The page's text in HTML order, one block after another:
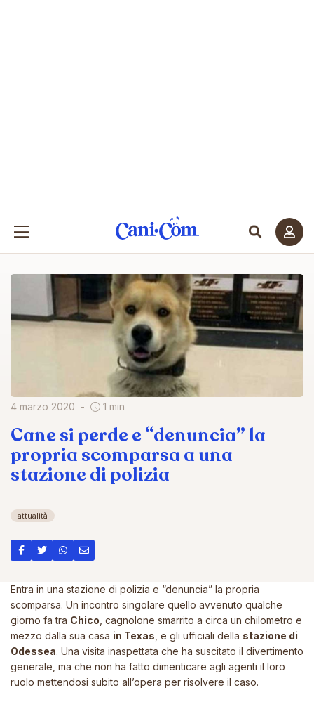
4 marzo 2020 1 min
Cane si perde e “denuncia” la
propria scomparsa a una
stazione di polizia
attualità
Entra in una stazione di polizia e “denuncia” la propria
scomparsa. Un incontro singolare quello avvenuto qualche
giorno fa tra Chico , cagnolone smarrito a circa un chilometro e
mezzo dalla sua casa in Texas , e gli ufficiali della stazione di
Odessea. Una visita inaspettata che ha suscitato il divertimento
generale, ma che non ha fatto dimenticare agli agenti il loro
ruolo mettendosi subito all’opera per risolvere il caso.